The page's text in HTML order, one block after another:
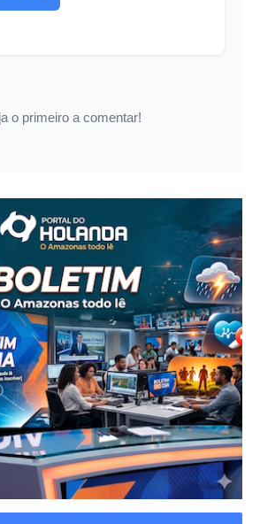
o primeiro a comentar!